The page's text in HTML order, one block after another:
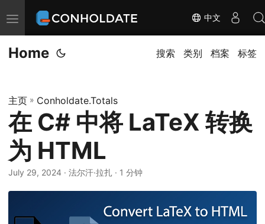
切
换
导
中文
Home 搜索 类别 档案 标签
主页 » Conholdate.Totals
在 C# 中将 LaTeX 转换
为 HTML
July 29, 2024 ‎ · 法尔汗·拉扎 · 1 分钟